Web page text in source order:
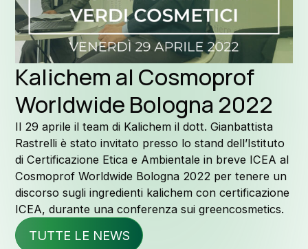
Perchè
La
Qualità e
Kalichem al Cosmoprof
Worldwide Bologna 2022
Il 29 aprile il team di Kalichem il dott. Gianbattista
Rastrelli è stato invitato presso lo stand dell’Istituto
di Certificazione Etica e Ambientale in breve ICEA al
Cosmoprof Worldwide Bologna 2022 per tenere un
discorso sugli ingredienti kalichem con certificazione
ICEA, durante una conferenza sui greencosmetics.
TUTTE LE NEWS